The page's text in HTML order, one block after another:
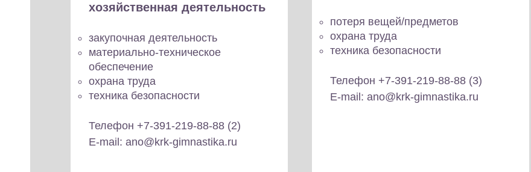
хозяйственная деятельность
закупочная деятельность
материально-техническое
обеспечение
охрана труда
техника безопасности
Телефон +7-391-219-88-88 (2)
E-mail: ano@krk-gimnastika.ru
потеря вещей/предметов
охрана труда
техника безопасности
Телефон +7-391-219-88-88 (3)
E-mail: ano@krk-gimnastika.ru